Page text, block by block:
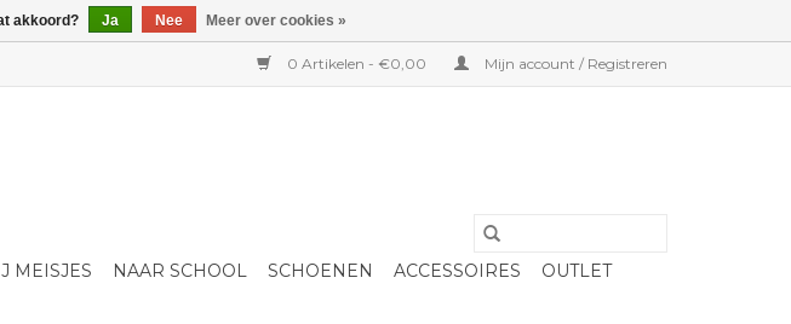
0 Artikelen - €0,00 Mijn account / Registreren
MEISJES NAAR SCHOOL SCHOENEN ACCESSOIRES
OUTLET
akkoord? Ja Nee Meer over cookies »